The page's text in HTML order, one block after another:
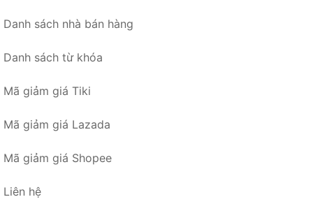
Danh sách nhà bán hàng
Danh sách từ khóa
Mã giảm giá Tiki
Mã giảm giá Lazada
Mã giảm giá Shopee
Liên hệ